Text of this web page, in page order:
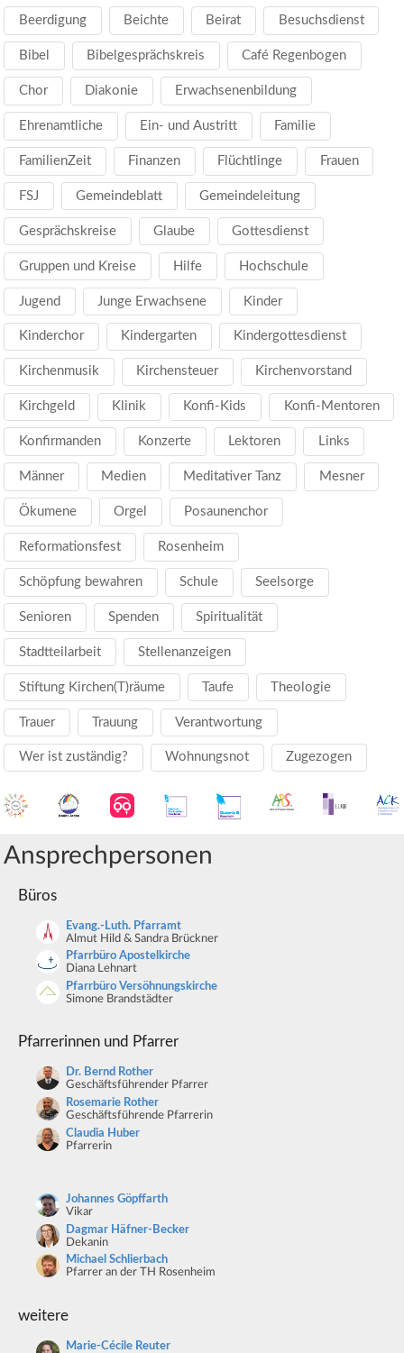
Beerdigung Beichte Beirat Besuchsdienst
Bibel Bibelgesprächskreis Café Regenbogen
Chor Diakonie Erwachsenenbildung
Ehrenamtliche Ein- und Austritt Familie
FamilienZeit Finanzen Flüchtlinge Frauen
FSJ Gemeindeblatt Gemeindeleitung
Gesprächskreise Glaube Gottesdienst
Gruppen und Kreise Hilfe Hochschule
Jugend Junge Erwachsene Kinder
Kinderchor Kindergarten Kindergottesdienst
Kirchenmusik Kirchensteuer Kirchenvorstand
Kirchgeld Klinik Konfi-Kids Konfi-Mentoren
Konfirmanden Konzerte Lektoren Links
Männer Medien Meditativer Tanz Mesner
Ökumene Orgel Posaunenchor
Reformationsfest Rosenheim
Schöpfung bewahren Schule Seelsorge
Senioren Spenden Spiritualität
Stadtteilarbeit Stellenanzeigen
Stiftung Kirchen(T)räume Taufe Theologie
Trauer Trauung Verantwortung
Wer ist zuständig? Wohnungsnot Zugezogen
Ansprechpersonen
Büros
Evang.-Luth. Pfarramt
Almut Hild & Sandra Brückner
Pfarrbüro Apostelkirche
Diana Lehnart
Pfarrbüro Versöhnungskirche
Simone Brandstädter
Pfarrerinnen und Pfarrer
Dr. Bernd Rother
Geschäftsführender Pfarrer
Rosemarie Rother
Geschäftsführende Pfarrerin
Claudia Huber
Pfarrerin
Johannes Göpffarth
Vikar
Dagmar Häfner-Becker
Dekanin
Michael Schlierbach
Pfarrer an der TH Rosenheim
weitere
Marie-Cécile Reuter